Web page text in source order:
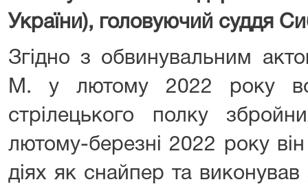
України), головуючий суддя
Згідно з обвинувальним
М. у лютому 2022 року
стрілецького полку
лютому-березні 2022 року
діях як снайпер та